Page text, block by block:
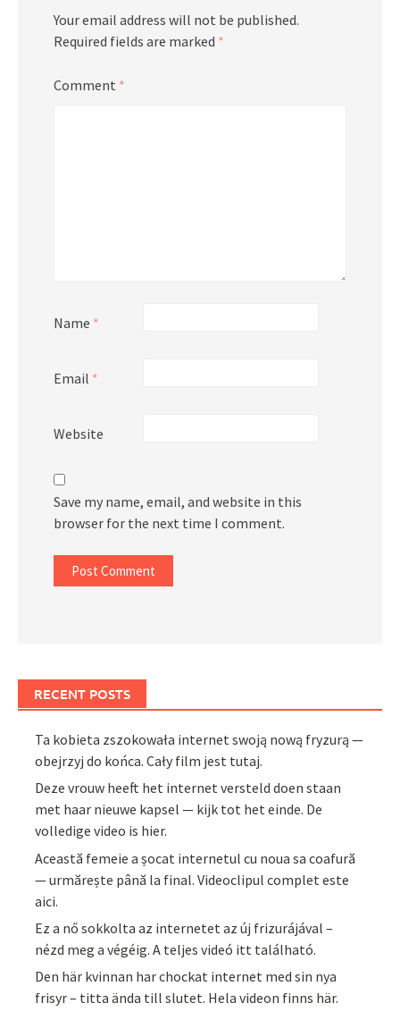
Your email address will not be published.
Required fields are marked *
Comment *
Name *
Email *
Website
Save my name, email, and website in this
browser for the next time I comment.
RECENT POSTS
Ta kobieta zszokowała internet swoją nową fryzurą —
obejrzyj do końca. Cały film jest tutaj.
Deze vrouw heeft het internet versteld doen staan
met haar nieuwe kapsel — kijk tot het einde. De
volledige video is hier.
Această femeie a șocat internetul cu noua sa coafură
— urmărește până la final. Videoclipul complet este
aici.
Ez a nő sokkolta az internetet az új frizurájával –
nézd meg a végéig. A teljes videó itt található.
Den här kvinnan har chockat internet med sin nya
frisyr – titta ända till slutet. Hela videon finns här.